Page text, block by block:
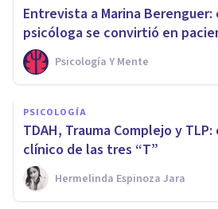
Entrevista a Marina Berenguer:
psicóloga se convirtió en
Psicología Y Mente
PSICOLOGÍA
TDAH, Trauma Complejo y
clínico de las tres “T”
Hermelinda Espinoza Jara